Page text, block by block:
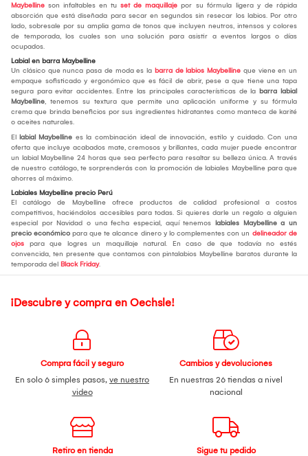
Maybelline son infaltables en tu set de maquillaje por su fórmula ligera y de rápida
absorción que está diseñada para secar en segundos sin resecar los labios. Por otro
lado, sobresale por su amplia gama de tonos que incluyen neutros, intensos y colores
de temporada, los cuales son una solución para asistir a eventos largos o días
ocupados.
Labial en barra Maybelline
Un clásico que nunca pasa de moda es la barra de labios Maybelline que viene en un
empaque sofisticado y ergonómico que es fácil de abrir, pese a que tiene una tapa
segura para evitar accidentes. Entre las principales características de la barra labial
Maybelline, tenemos su textura que permite una aplicación uniforme y su fórmula
crema que brinda beneficios por sus ingredientes hidratantes como manteca de karité
o aceites naturales.
El labial Maybelline es la combinación ideal de innovación, estilo y cuidado. Con una
oferta que incluye acabados mate, cremosos y brillantes, cada mujer puede encontrar
un labial Maybelline 24 horas que sea perfecto para resaltar su belleza única. A través
de nuestro catálogo, te sorprenderás con la promoción de labiales Maybelline para que
ahorres al máximo.
Labiales Maybelline precio Perú
El catálogo de Maybelline ofrece productos de calidad profesional a costos
competitivos, haciéndolos accesibles para todas. Si quieres darle un regalo a alguien
especial por Navidad o una fecha especial, aquí tenemos labiales Maybelline a un
precio económico para que te alcance dinero y lo complementes con un delineador de
ojos para que logres un maquillaje natural. En caso de que todavía no estés
convencida, ten presente que contamos con pintalabios Maybelline baratos durante la
temporada del Black Friday.
¡Descubre y compra en Oechsle!
Compra fácil y seguro
En solo 6 simples pasos, ve nuestro
video
Cambios y devoluciones
En nuestras 26 tiendas a nivel
nacional
Retiro en tienda
Sigue tu pedido